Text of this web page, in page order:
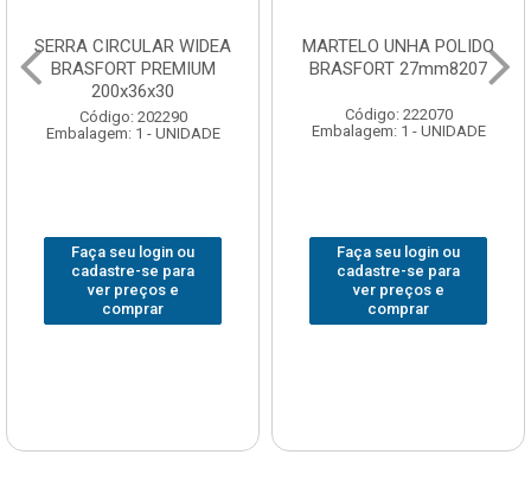
SERRA CIRCULAR WIDEA
BRASFORT PREMIUM
200x36x30
Código: 202290
Embalagem: 1 - UNIDADE
Faça seu login ou
cadastre-se para
ver preços e
comprar
MARTELO UNHA POLIDO
BRASFORT 27mm8207
Código: 222070
Embalagem: 1 - UNIDADE
Faça seu login ou
cadastre-se para
ver preços e
comprar